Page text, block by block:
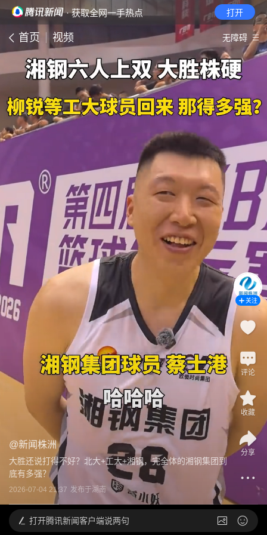
· 获取全网一手热点 打开
首页 视频 无障碍
@新闻株洲
大胜还说打得不好？北大+工大+湘钢，完全体的湘钢集团到
底有多强？
2026-07-04 21:37 发布于湖南
关注
评论
收藏
分享
打开腾讯新闻客户端说两句